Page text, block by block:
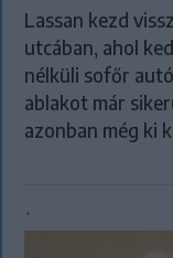
Lassan kezd
utcában, ahol
nélküli sofőr
ablakot már
azonban még ki
`